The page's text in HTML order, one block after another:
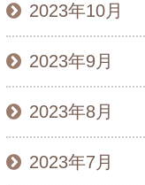
2023年10月
2023年9月
2023年8月
2023年7月